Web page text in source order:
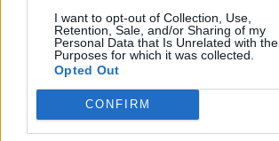
I want to opt-out of Collection, Use,
Retention, Sale, and/or Sharing of my
Personal Data that Is Unrelated with the
Purposes for which it was collected.
Opted Out
CONFIRM